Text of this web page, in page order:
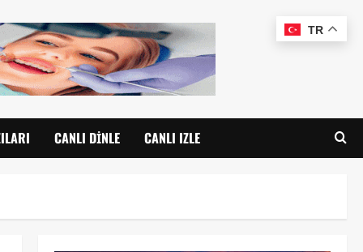
CANLI DINLE CANLI IZLE
TR